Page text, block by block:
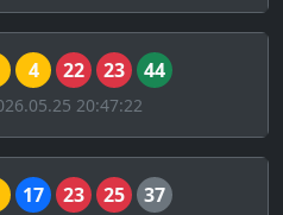
4 22 23 44
20:47:22
17 23 25 37